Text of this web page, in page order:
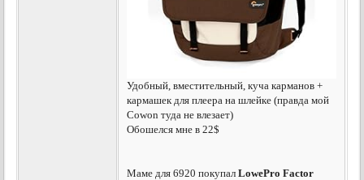
Удобный, вместительный, куча карманов +
кармашек для плеера на шлейке (правда мой
Cowon туда не влезает)
Обошелся мне в 22$
Маме для 6920 покупалLowePro Factor